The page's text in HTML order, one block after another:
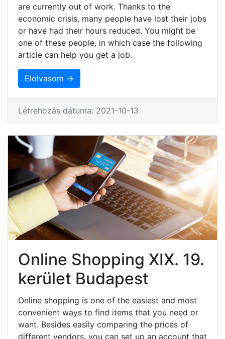
are currently out of work. Thanks to the
economic crisis, many people have lost their jobs
or have had their hours reduced. You might be
one of these people, in which case the following
article can help you get a job.
Elolvasom →
Létrehozás dátuma: 2021-10-13
Online Shopping XIX. 19.
kerület Budapest
Online shopping is one of the easiest and most
convenient ways to find items that you need or
want. Besides easily comparing the prices of
different vendors, you can set up an account that